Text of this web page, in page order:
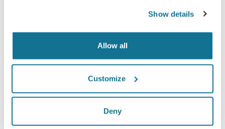
Show details
Allow all
Customize
Deny
ง่ายและปลอดภัย
Crisalix ให้คำสัญญาว่าข้อมูลของคุณจะเป็นความลับ
ปลอดภัยและเป็นส่วนตัว